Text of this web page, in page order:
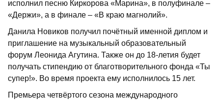
исполнил песню Киркорова «Марина», в полуфинале –
«Держи», а в финале – «В краю магнолий».
Данила Новиков получил почётный именной диплом и
приглашение на музыкальный образовательный
форум Леонида Агутина. Также он до 18-летия будет
получать стипендию от благотворительного фонда «Ты
супер!». Во время проекта ему исполнилось 15 лет.
Премьера четвёртого сезона международного